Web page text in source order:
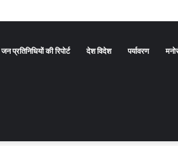
जन प्रतिनिधियों की रिपोर्ट देश विदेश पर्यावरण